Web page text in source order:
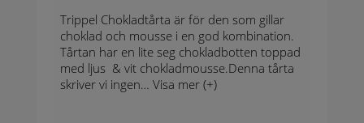
Trippel Chokladtårta är för den som gillar
choklad och mousse i en god kombination.
Tårtan har en lite seg chokladbotten toppad
med ljus & vit chokladmousse.Denna tårta
skriver vi ingen… Visa mer (+)